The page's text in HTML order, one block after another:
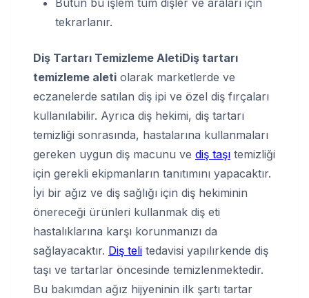
tekrarlanır.
Diş Tartarı Temizleme AletiDiş tartarı
temizleme aleti olarak marketlerde ve
eczanelerde satılan diş ipi ve özel diş fırçaları
kullanılabilir. Ayrıca diş hekimi, diş tartarı
temizliği sonrasında, hastalarına kullanmaları
gereken uygun diş macunu ve diş taşı temizliği
için gerekli ekipmanların tanıtımını yapacaktır.
İyi bir ağız ve diş sağlığı için diş hekiminin
önereceği ürünleri kullanmak diş eti
hastalıklarına karşı korunmanızı da
sağlayacaktır. Diş teli tedavisi yapılırkende diş
taşı ve tartarlar öncesinde temizlenmektedir.
Bu bakımdan ağız hijyeninin ilk şartı tartar